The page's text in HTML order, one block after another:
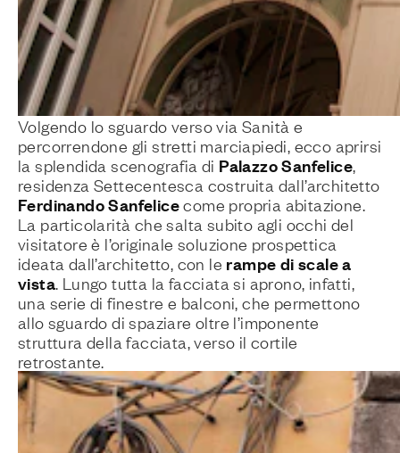
Volgendo lo sguardo verso via Sanità e
percorrendone gli stretti marciapiedi, ecco aprirsi
la splendida scenografia di Palazzo Sanfelice,
residenza Settecentesca costruita dall’architetto
Ferdinando Sanfelicecome propria abitazione.
La particolarità che salta subito agli occhi del
visitatore è l’originale soluzione prospettica
ideata dall’architetto, con le rampe di scale a
vista. Lungo tutta la facciata si aprono, infatti,
una serie di finestre e balconi, che permettono
allo sguardo di spaziare oltre l’imponente
struttura della facciata, verso il cortile
retrostante.